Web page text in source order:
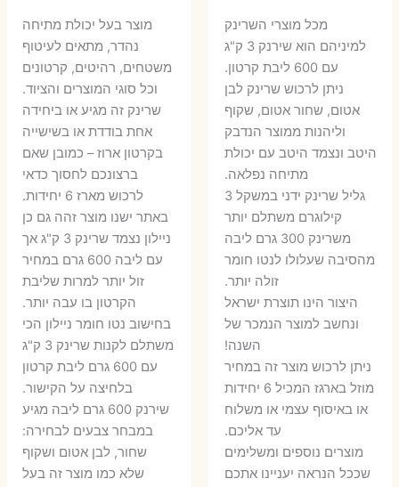
המקורי
היה:
35 ₪.
הנוכחי
הוא:
מכל מוצרי השרינק
למיניהם הוא שירנק 3 ק"ג
עם 600 ליבת קרטון.
ניתן לרכוש שרינק לבן
אטום, שחור אטום, שקוף
וליהנות ממוצר הנדבק
היטב ונצמד היטב עם יכולת
מתיחה נפלאה.
גליל שרינק ידני במשקל 3
קילוגרם משתלם יותר
משרינק 300 גרם ליבה
מהסיבה שעלולו לנטו חומר
זולה יותר.
היצור הינו תוצרת ישראל
ונחשב למוצר הנמכר של
השנה!
ניתן לרכוש מוצר זה במחיר
מוזל בארגז המכיל 6 יחידות
או באיסוף עצמי או משלוח
עד אליכם.
מוצרים נוספים ומשלימים
שככל הנראה יעניינו אתכם
המקורי
היה:
55 ₪.
₪.
מוצר בעל יכולת מתיחה
נהדר, מתאים לעיטוף
משטחים, רהיטים, קרטונים
וכל סוגי המוצרים והציוד.
שרינק זה מגיע או ביחידה
אחת בודדת או בשישייה
בקרטון ארוז – כמובן שאם
ברצונכם לחסוך כדאי
לרכוש מארז 6 יחידות.
באתר ישנו מוצר זהה גם כן
ניילון נצמד שרינק 3 ק"ג אך
עם ליבה 600 גרם במחיר
זול יותר למרות שליבת
הקרטון בו עבה יותר.
בחישוב נטו חומר ניילון הכי
משתלם לקנות שרינק 3 ק"ג
עם 600 גרם ליבת קרטון
בלחיצה על הקישור.
שירנק 600 גרם ליבה מגיע
במבחר צבעים לבחירה:
שחור, לבן אטום ושקוף
שלא כמו מוצר זה בעל